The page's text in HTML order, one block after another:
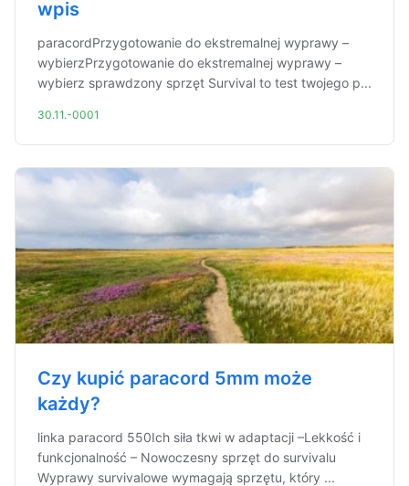
wpis
paracordPrzygotowanie do ekstremalnej wyprawy –
wybierzPrzygotowanie do ekstremalnej wyprawy –
wybierz sprawdzony sprzęt Survival to test twojego p...
30.11.-0001
Czy kupić paracord 5mm może
każdy?
linka paracord 550Ich siła tkwi w adaptacji –Lekkość i
funkcjonalność – Nowoczesny sprzęt do survivalu
Wyprawy survivalowe wymagają sprzętu, który ...